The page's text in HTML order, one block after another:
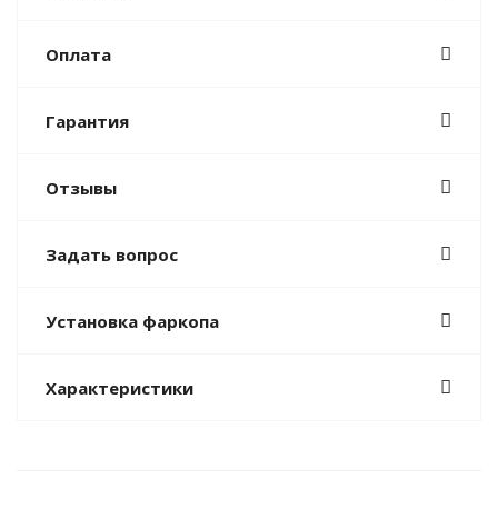
Оплата
Гарантия
Отзывы
Задать вопрос
Установка фаркопа
Характеристики